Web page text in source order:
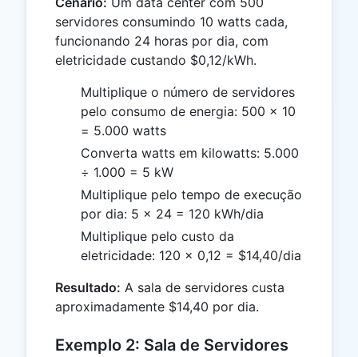
servidores consumindo 10 watts cada,
funcionando 24 horas por dia, com
eletricidade custando $0,12/kWh.
Multiplique o número de servidores
pelo consumo de energia: 500 × 10
= 5.000 watts
Converta watts em kilowatts: 5.000
÷ 1.000 = 5 kW
Multiplique pelo tempo de execução
por dia: 5 × 24 = 120 kWh/dia
Multiplique pelo custo da
eletricidade: 120 × 0,12 = $14,40/dia
Resultado: A sala de servidores custa
aproximadamente $14,40 por dia.
Exemplo 2: Sala de Servidores